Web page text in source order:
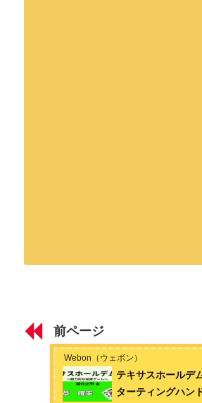
第1章 テキサスホールデムのルール
テキサスホールデムのルール 【ゲームの
テキサスホールデムのルール② 【アクシ
魅力の高度な知的ゲームであるテキサスホ
多くの人に伝えたいという思いがある。
お問い合わせはこちらから
前ページ
Webon（ウェボン）
テキサスホール
ターティングハンド